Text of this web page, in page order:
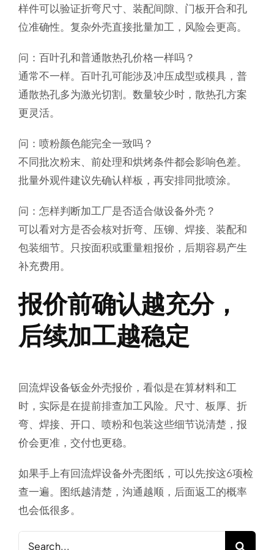
样件可以验证折弯尺寸、装配间隙、门板开合和孔
位准确性。复杂外壳直接批量加工，风险会更高。
问：百叶孔和普通散热孔价格一样吗？
通常不一样。百叶孔可能涉及冲压成型或模具，普
通散热孔多为激光切割。数量较少时，散热孔方案
更灵活。
问：喷粉颜色能完全一致吗？
不同批次粉末、前处理和烘烤条件都会影响色差。
批量外观件建议先确认样板，再安排同批喷涂。
问：怎样判断加工厂是否适合做设备外壳？
可以看对方是否会核对折弯、压铆、焊接、装配和
包装细节。只按面积或重量粗报价，后期容易产生
补充费用。
报价前确认越充分，
后续加工越稳定
回流焊设备钣金外壳报价，看似是在算材料和工
时，实际是在提前排查加工风险。尺寸、板厚、折
弯、焊接、开口、喷粉和包装这些细节说清楚，报
价会更准，交付也更稳。
如果手上有回流焊设备外壳图纸，可以先按这6项检
查一遍。图纸越清楚，沟通越顺，后面返工的概率
也会低很多。
Search